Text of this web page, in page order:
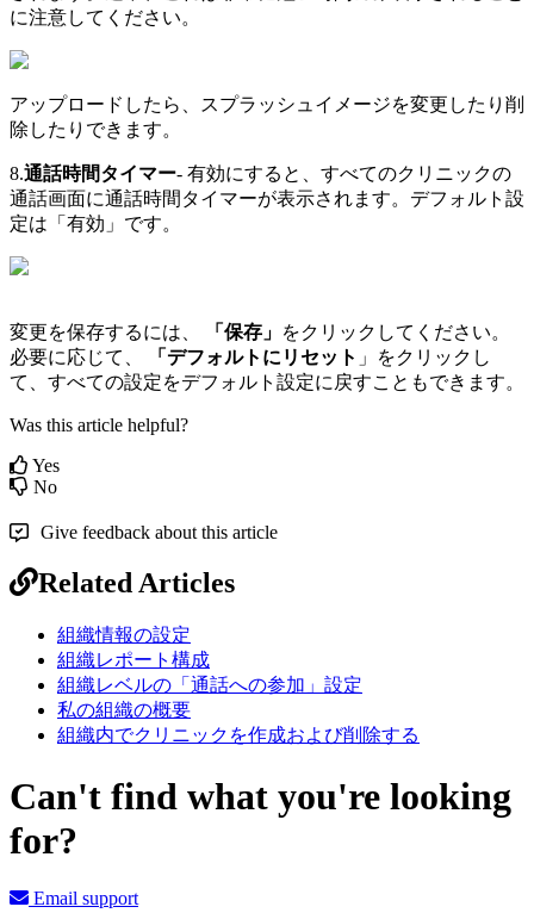
に注意して く ださ い。
アップロ ー ド した ら スプラ ッ シ ュ イ メ ージを変更 した り 削
除 した り でき ま す。
8.通話時間タイマー- 有効にする と すべてのク リ ニッ クの
通話画面に通話時間 タイ マーが表示されま す。 デフ ォ ル ト 設
定は 「 有効 」 です。
変更を保存するには 「 保存 」 をク リ ッ ク して く ださ い。
必要に応じて 「 デフ ォルト に リ セッ ト 」 をク リ ッ ク し
て
すべての設定をデフ ォ ル ト 設定に 戻すこ と もでき ま す。
Was this article helpful?
Yes
No
Give feedback about this article
Related Articles
組織情報の設定
組織レポート構成
組織レベルの「通話への参加」設定
私の組織の概要
組織内でクリニックを作成および削除する
Can't find what you're looking
for?
Email support